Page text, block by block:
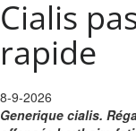
Cialis
rapide
8-9-2026
Generique cialis.